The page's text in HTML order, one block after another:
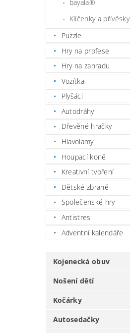
bayala®
Klíčenky a přívěsky
Puzzle
Hry na profese
Hry na zahradu
Vozítka
Plyšáci
Autodráhy
Dřevěné hračky
Hlavolamy
Houpací koně
Kreativní tvoření
Dětské zbraně
Společenské hry
Antistres
Adventní kalendáře
Kojenecká obuv
Nošení dětí
Kočárky
Autosedačky